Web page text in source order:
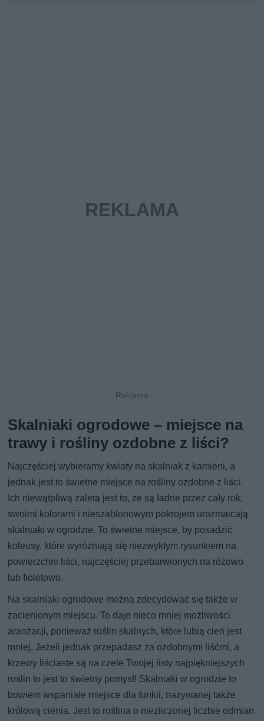
Skalniaki ogrodowe – miejsce na
trawy i rośliny ozdobne z liści?
Najczęściej wybieramy kwiaty na skalniak z kamieni, a
jednak jest to świetne miejsce na rośliny ozdobne z liści.
Ich niewątpliwą zaletą jest to, że są ładne przez cały rok,
swoimi kolorami i nieszablonowym pokrojem urozmaicają
skalniaki w ogrodzie. To świetne miejsce, by posadzić
koleusy, które wyróżniają się niezwykłym rysunkiem na
powierzchni liści, najczęściej przebarwionych na różowo
lub fioletowo.
Na skalniaki ogrodowe można zdecydować się także w
zacienionym miejscu. To daje nieco mniej możliwości
aranżacji, ponieważ roślin skalnych, które lubią cień jest
mniej. Jeżeli jednak przepadasz za ozdobnymi liśćmi, a
krzewy liściaste są na czele Twojej listy najpiękniejszych
roślin to jest to świetny pomysł! Skalniaki w ogrodzie to
bowiem wspaniałe miejsce dla funkii, nazywanej także
królową cienia. Jest to roślina o niezliczonej liczbie odmian